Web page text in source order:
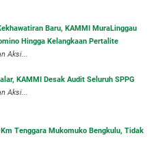
Baru, KAMMI MuraLinggau
Hingga Kelangkaan Pertalite
Aksi...
KAMMI Desak Audit Seluruh SPPG
Aksi...
Tenggara Mukomuko Bengkulu, Tidak